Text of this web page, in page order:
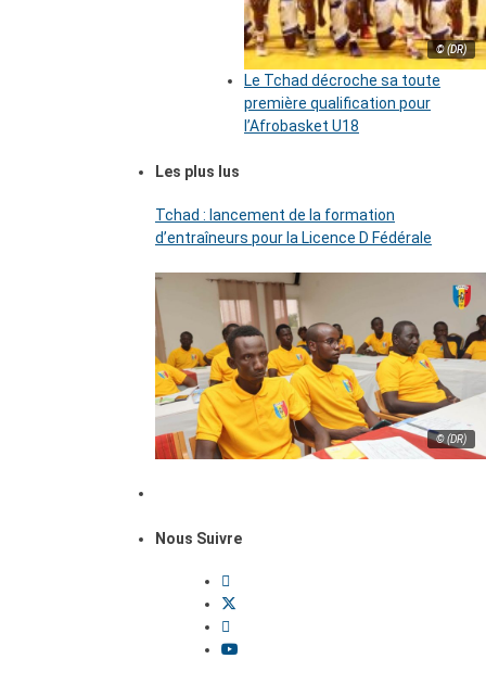
© (DR)
Le Tchad décroche sa toute
première qualification pour
l’Afrobasket U18
Les plus lus
Tchad : lancement de la formation
d’entraîneurs pour la Licence D Fédérale
© (DR)
Nous Suivre